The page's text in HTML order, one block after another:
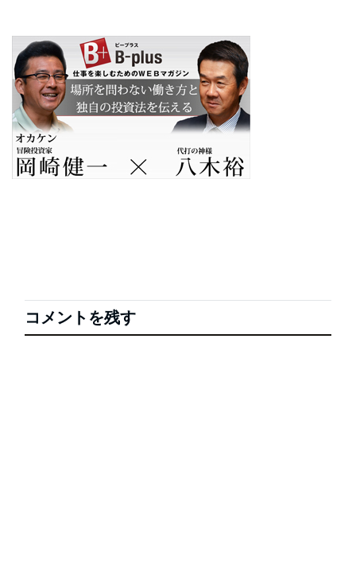
コメントを残す